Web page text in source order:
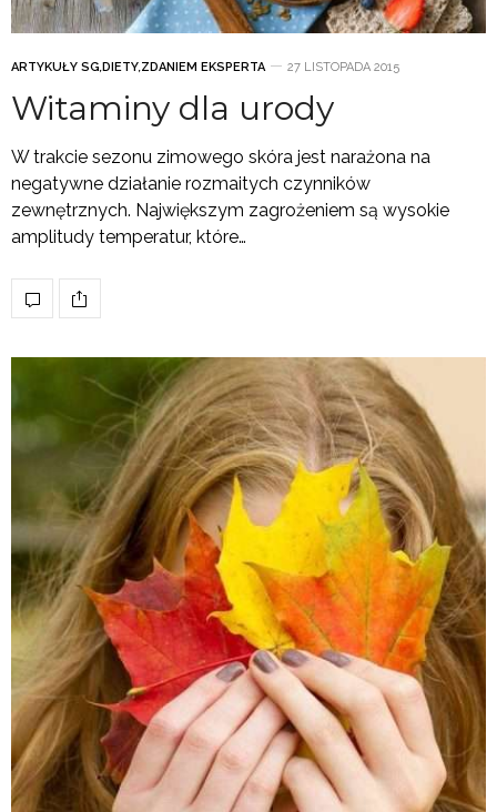
ARTYKUŁY SG,DIETY,ZDANIEM EKSPERTA 27 LISTOPADA 2015
Witaminy dla urody
W trakcie sezonu zimowego skóra jest narażona na
negatywne działanie rozmaitych czynników
zewnętrznych. Największym zagrożeniem są wysokie
amplitudy temperatur, które…